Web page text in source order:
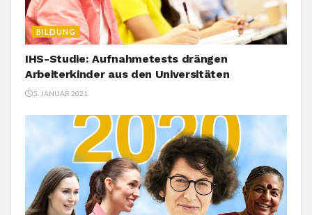
BILDUNG
IHS-Studie: Aufnahmetests drängen
Arbeiterkinder aus den Universitäten
5. JANUAR 2021